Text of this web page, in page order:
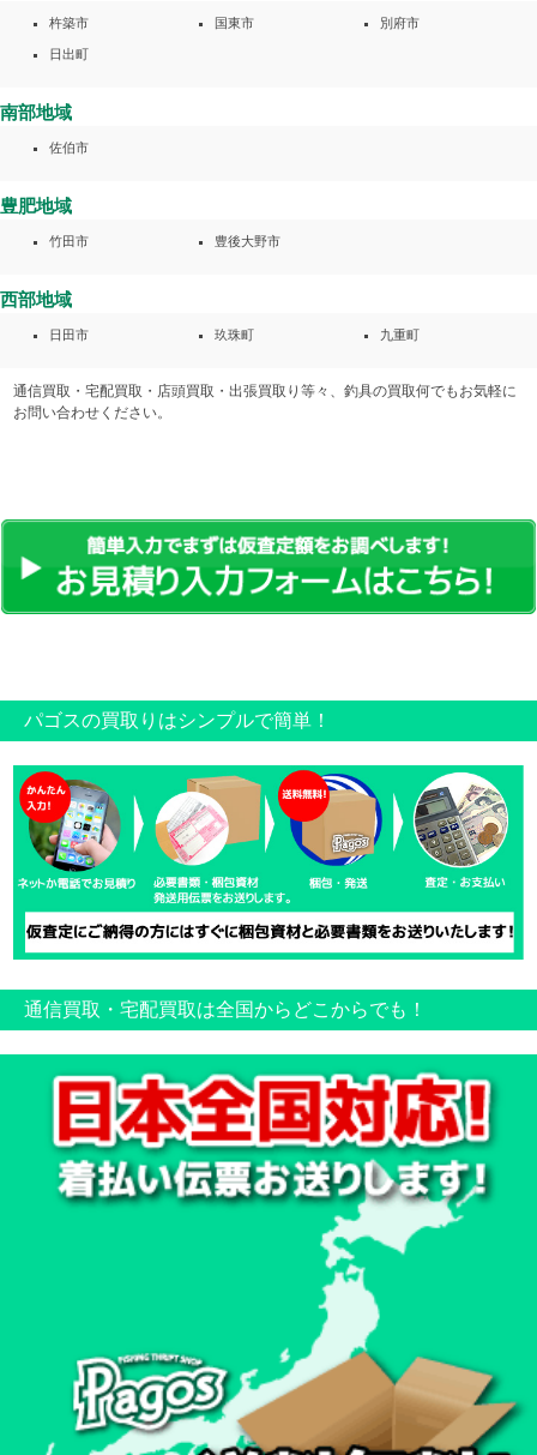
杵築市 国東市 別府市
日出町
南部地域
佐伯市
豊肥地域
竹田市 豊後大野市
西部地域
日田市 玖珠町 九重町
通信買取・宅配買取・店頭買取・出張買取り等々、釣具の買取何でもお気軽に
お問い合わせください。
パゴスの買取りはシンプルで簡単！
通信買取・宅配買取は全国からどこからでも！